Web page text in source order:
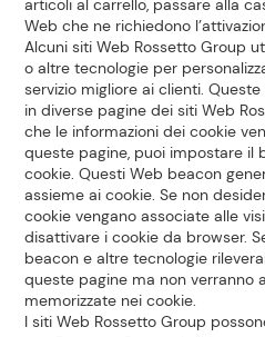
articoli al carrello, passare alla
Web che ne richiedono
Alcuni siti Web Rossetto Group
o altre tecnologie per
servizio migliore ai clienti.
in diverse pagine dei siti Web
che le informazioni dei cookie
queste pagine, puoi impostare il
cookie. Questi Web beacon
assieme ai cookie. Se non
cookie vengano associate alle
disattivare i cookie da browser.
beacon e altre tecnologie
queste pagine ma non verranno
memorizzate nei cookie.
I siti Web Rossetto Group